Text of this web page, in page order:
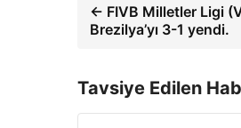
← FIVB Milletler Ligi
Brezilya’yı 3-1 yendi.
Tavsiye Edilen